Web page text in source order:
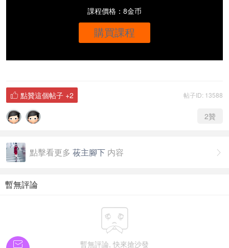
課程價格：8金币
購買課程
帖子ID: 13588
 點贊這個帖子 +2
2贊

點擊看更多 莜主腳下 内容
暫無評論

暫無評論, 快來搶沙發
